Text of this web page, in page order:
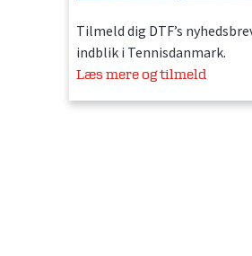
Tilmeld dig DTF’s
indblik i Tennisdanmark.
Læs mere og tilmeld